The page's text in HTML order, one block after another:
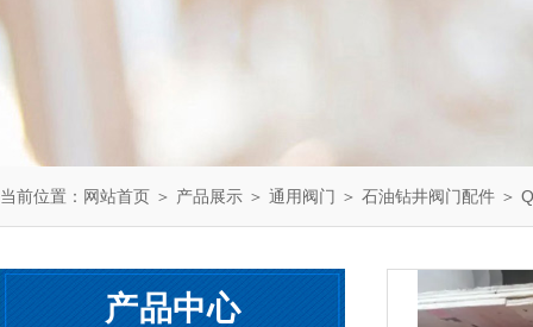
当前位置： 网站首页 ＞ 产品展示 ＞ 通用阀门 ＞ 石油钻井阀门配件 ＞
产品中心